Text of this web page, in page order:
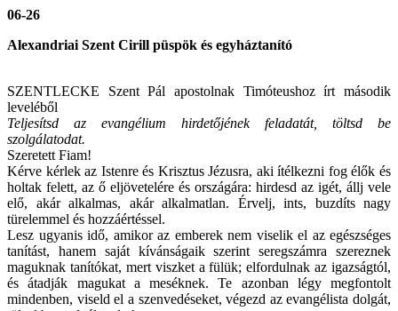
06-26
Alexandriai Szent Cirill püspök és egyháztanító
SZENTLECKE Szent Pál apostolnak Timóteushoz írt második
leveléből
Teljesítsd az evangélium hirdetőjének feladatát, töltsd be
szolgálatodat.
Szeretett Fiam!
Kérve kérlek az Istenre és Krisztus Jézusra, aki ítélkezni fog élők és
holtak felett, az ő eljövetelére és országára: hirdesd az igét, állj vele
elő, akár alkalmas, akár alkalmatlan. Érvelj, ints, buzdíts nagy
türelemmel és hozzáértéssel.
Lesz ugyanis idő, amikor az emberek nem viselik el az egészséges
tanítást, hanem saját kívánságaik szerint seregszámra szereznek
maguknak tanítókat, mert viszket a fülük; elfordulnak az igazságtól,
és átadják magukat a meséknek. Te azonban légy megfontolt
mindenben, viseld el a szenvedéseket, végezd az evangélista dolgát,